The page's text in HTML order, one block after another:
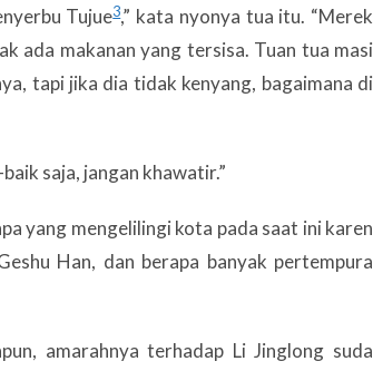
Tujue3,” kata nyonya tua itu.
ada makanan yang tersisa. Tuan tua
tapi jika dia tidak kenyang, bagaimana
saja, jangan khawatir.”
yang mengelilingi kota pada saat ini
Han, dan berapa banyak
amarahnya terhadap Li Jinglong